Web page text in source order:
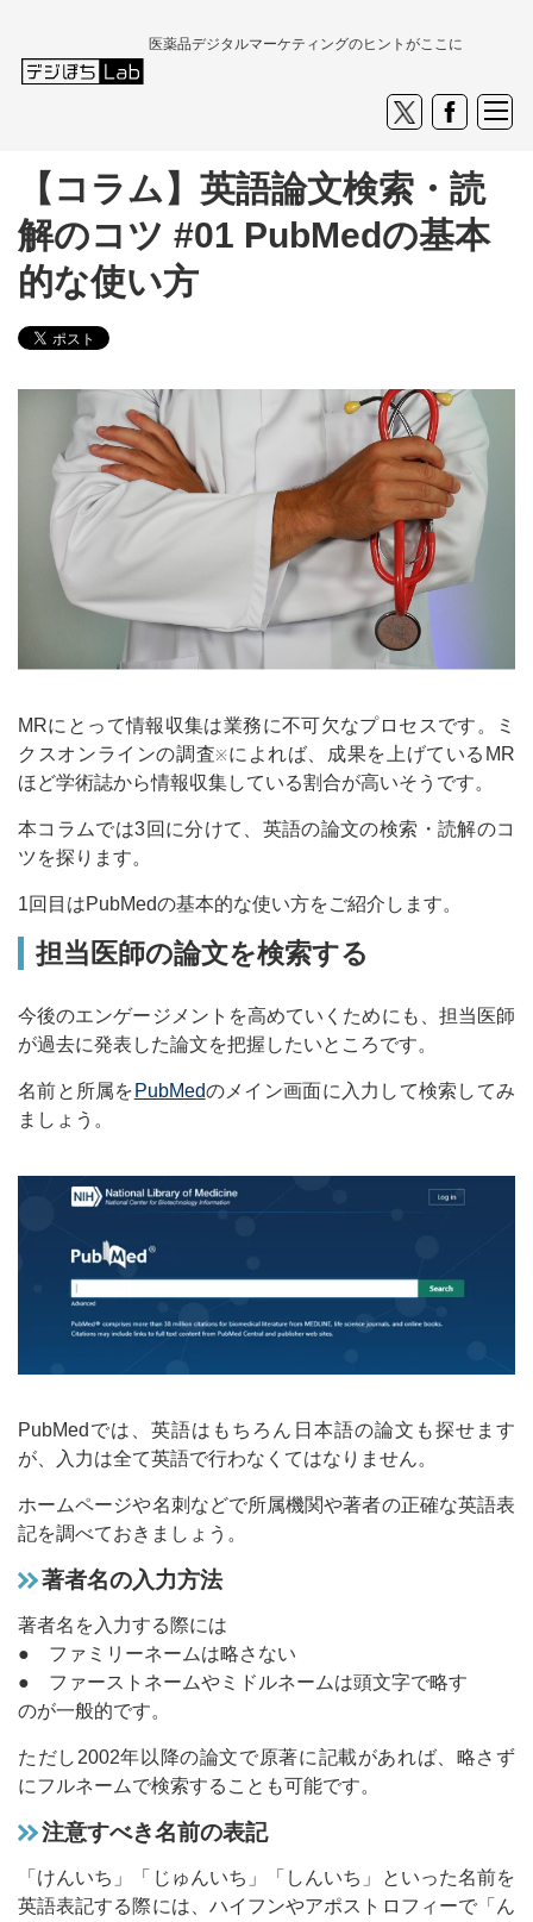
医薬品デジタルマーケティングのヒントがここに
【コラム】英語論文検索・読
解のコツ #01 PubMedの基本
的な使い方
MRにとって情報収集は業務に不可欠なプロセスです。ミ
クスオンラインの調査※によれば、成果を上げているMR
ほど学術誌から情報収集している割合が高いそうです。
本コラムでは3回に分けて、英語の論文の検索・読解のコ
ツを探ります。
1回目はPubMedの基本的な使い方をご紹介します。
担当医師の論文を検索する
今後のエンゲージメントを高めていくためにも、担当医師
が過去に発表した論文を把握したいところです。
名前と所属を PubMedのメイン画面に入力して検索してみ
ましょう。
PubMedでは、英語はもちろん日本語の論文も探せます
が、入力は全て英語で行わなくてはなりません。
ホームページや名刺などで所属機関や著者の正確な英語表
記を調べておきましょう。
著者名の入力方法
著者名を入力する際には
● ファミリーネームは略さない
● ファーストネームやミドルネームは頭文字で略す
のが一般的です。
ただし2002年以降の論文で原著に記載があれば、略さず
にフルネームで検索することも可能です。
注意すべき名前の表記
「けんいち」「じゅんいち」「しんいち」といった名前を
英語表記する際には、ハイフンやアポストロフィーで「ん